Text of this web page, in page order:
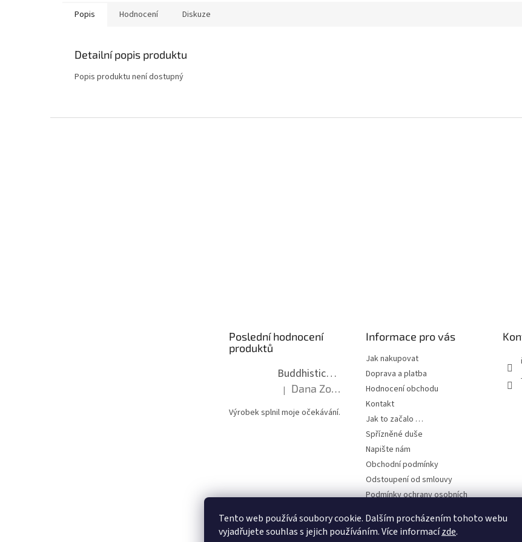
Tento web používá soubory cookie. Dalším procházením tohoto webu
vyjadřujete souhlas s jejich používáním. Více informacízde.
Popis Hodnocení Diskuze
Detailní popis produktu
Popis produktu není dostupný
Poslední hodnocení
produktů
Buddhistická mala dlouhá - tmavé dřevo s uzlíky 8 mm
Hodnocení produktu je 5 z 5 hvězdiček.
| Dana Zoubkova
Výrobek splnil moje očekávání.
Informace pro vás
Jak nakupovat
Doprava a platba
Hodnocení obchodu
Kontakt
Jak to začalo …
Spřízněné duše
Napište nám
Obchodní podmínky
Odstoupení od smlouvy
Podmínky ochrany osobních